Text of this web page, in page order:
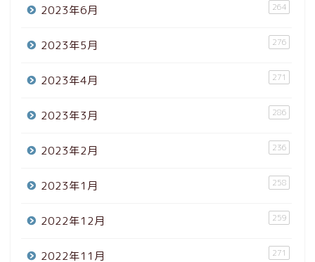
2023年6月 264
2023年5月 276
2023年4月 271
2023年3月 286
2023年2月 236
2023年1月 258
2022年12月 259
2022年11月 271